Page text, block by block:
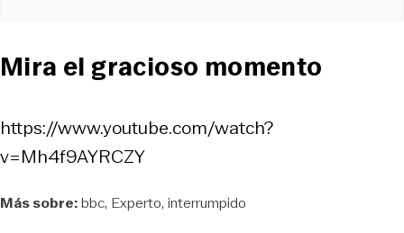
Mira el gracioso momento
https://www.youtube.com/watch?
v=Mh4f9AYRCZY
Más sobre:bbc Experto interrumpido